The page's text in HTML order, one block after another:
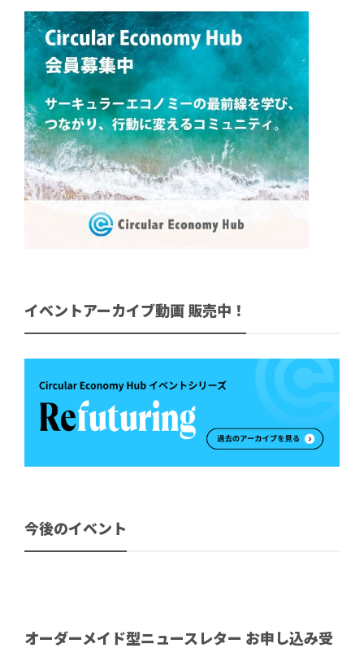
イベントアーカイブ動画 販売中！
今後のイベント
オーダーメイド型ニュースレター お申し込み受